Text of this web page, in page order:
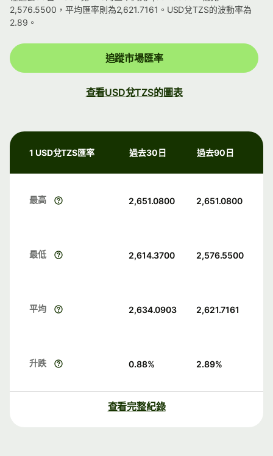
2,576.5500，平均匯率則為2,621.7161。USD兌TZS的波動率為
2.89。
追蹤市場匯率
查看USD兌TZS的圖表
1 USD兌TZS匯率 過去30日 過去90日
最高 2,651.0800 2,651.0800
最低 2,614.3700 2,576.5500
平均 2,634.0903 2,621.7161
升跌 0.88% 2.89%
查看完整紀錄